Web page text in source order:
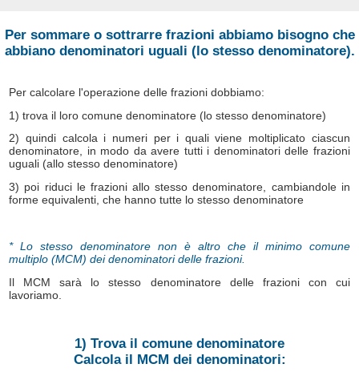
Per sommare o sottrarre frazioni abbiamo bisogno che
abbiano denominatori uguali (lo stesso denominatore).
Per calcolare l'operazione delle frazioni dobbiamo:
1) trova il loro comune denominatore (lo stesso denominatore)
2) quindi calcola i numeri per i quali viene moltiplicato ciascun
denominatore, in modo da avere tutti i denominatori delle frazioni
uguali (allo stesso denominatore)
3) poi riduci le frazioni allo stesso denominatore, cambiandole in
forme equivalenti, che hanno tutte lo stesso denominatore
* Lo stesso denominatore non è altro che il minimo comune
multiplo (MCM) dei denominatori delle frazioni.
Il MCM sarà lo stesso denominatore delle frazioni con cui
lavoriamo.
1) Trova il comune denominatore
Calcola il MCM dei denominatori: